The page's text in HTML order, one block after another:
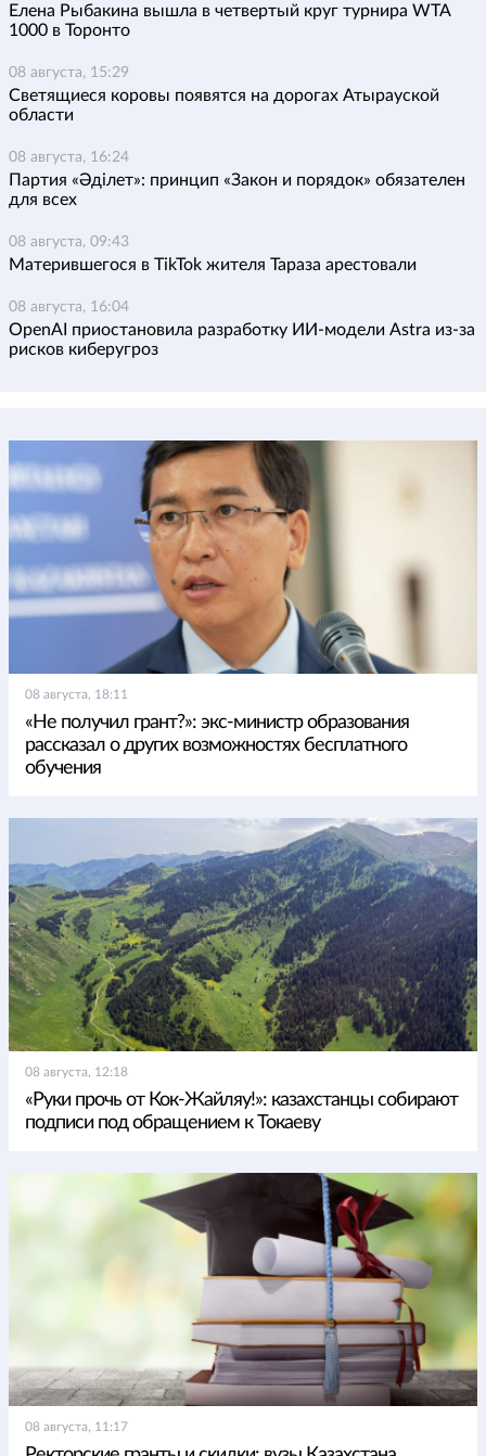
Елена Рыбакина вышла в четвертый круг турнира WTA
1000 в Торонто
08 августа, 15:29
Светящиеся коровы появятся на дорогах Атырауской
области
08 августа, 16:24
Партия «Әділет»: принцип «Закон и порядок» обязателен
для всех
08 августа, 09:43
Матерившегося в TikTok жителя Тараза арестовали
08 августа, 16:04
OpenAI приостановила разработку ИИ-модели Astra из-за
рисков киберугроз
08 августа, 18:11
«Не получил грант?»: экс-министр образования
рассказал о других возможностях бесплатного
обучения
08 августа, 12:18
«Руки прочь от Кок-Жайляу!»: казахстанцы собирают
подписи под обращением к Токаеву
08 августа, 11:17